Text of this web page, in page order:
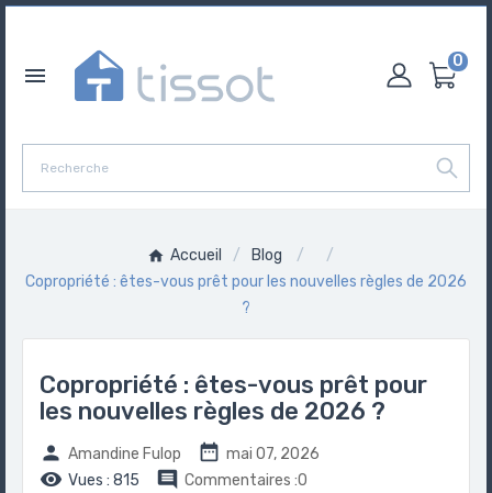

0
Accueil
Blog
Copropriété : êtes-vous prêt pour les nouvelles règles de 2026
?
Copropriété : êtes-vous prêt pour
les nouvelles règles de 2026 ?
 Amandine Fulop  mai 07, 2026
 Vues : 815  Commentaires :0